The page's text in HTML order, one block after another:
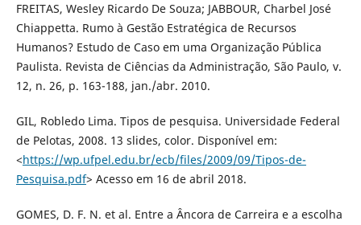
FREITAS, Wesley Ricardo De Souza; JABBOUR, Charbel José
Chiappetta. Rumo à Gestão Estratégica de Recursos
Humanos? Estudo de Caso em uma Organização Pública
Paulista. Revista de Ciências da Administração, São Paulo, v.
12, n. 26, p. 163-188, jan./abr. 2010.
GIL, Robledo Lima. Tipos de pesquisa. Universidade Federal
de Pelotas, 2008. 13 slides, color. Disponível em:
<https://wp.ufpel.edu.br/ecb/files/2009/09/Tipos-de-
Pesquisa.pdf> Acesso em 16 de abril 2018.
GOMES, D. F. N. et al. Entre a Âncora de Carreira e a escolha